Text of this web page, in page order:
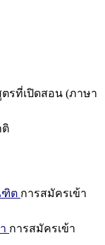
รที่เปิดสอน (ภาษา
ติ
ฑิต การสมัครเข้า
การสมัครเข้า